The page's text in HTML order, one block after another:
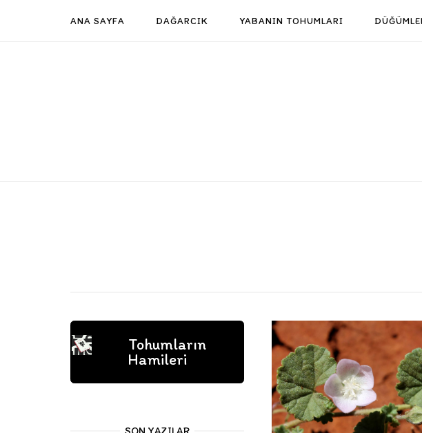
ANA SAYFA DAĞARCIK YABANIN TOHUMLARI
Tohumların
Hamileri